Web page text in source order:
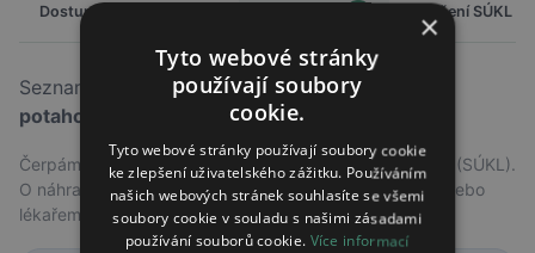
Dostupnost Hlášení SÚKL
Seznam léčiv, kterými lze nahraditOntozry
potahovaná tableta 150mg.
Čerpáme z databáze Státního ústavu pro kontrolu léčiv (SÚKL).
O náhradě vašeho léku se vždy poraďte s lékárníkem, nebo
lékařem, který vám lék předepsal
×
Tyto webové stránky
používají soubory
cookie.
Tyto webové stránky používají soubory cookie
ke zlepšení uživatelského zážitku. Používáním
našich webových stránek souhlasíte se všemi
soubory cookie v souladu s našimi zásadami
používání souborů cookie. Více informací